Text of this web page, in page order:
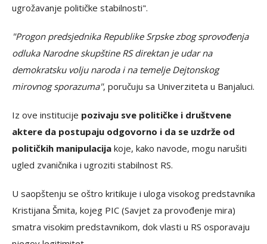
ugrožavanje političke stabilnosti".
"Progon predsjednika Republike Srpske zbog sprovođenja
odluka Narodne skupštine RS direktan je udar na
demokratsku volju naroda i na temelje Dejtonskog
mirovnog sporazuma", poručuju sa Univerziteta u Banjaluci.
Iz ove institucije pozivaju sve političke i društvene
aktere da postupaju odgovorno i da se uzdrže od
političkih manipulacija koje, kako navode, mogu narušiti
ugled zvaničnika i ugroziti stabilnost RS.
U saopštenju se oštro kritikuje i uloga visokog predstavnika
Kristijana Šmita, kojeg PIC (Savjet za provođenje mira)
smatra visokim predstavnikom, dok vlasti u RS osporavaju